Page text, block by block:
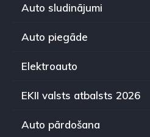
Auto sludinājumi
Auto piegāde
Elektroauto
EKII valsts atbalsts 2026
Auto pārdošana